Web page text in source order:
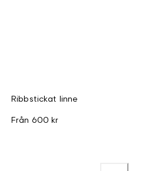
Ribbstickat linne
Från 600 kr